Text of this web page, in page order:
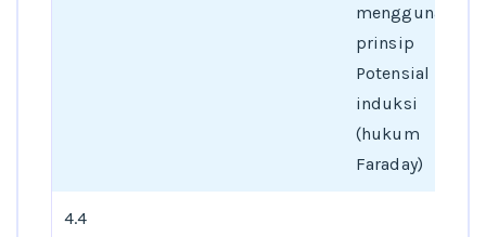
menggunakan
prinsip
Potensial
induksi
(hukum
Faraday)
4.4